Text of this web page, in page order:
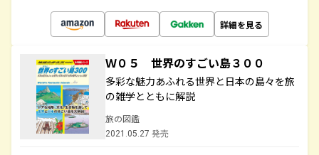
詳細を見る
Ｗ０５ 世界のすごい島３００
多彩な魅力あふれる世界と日本の島々を旅
の雑学とともに解説
旅の図鑑
2021.05.27 発売